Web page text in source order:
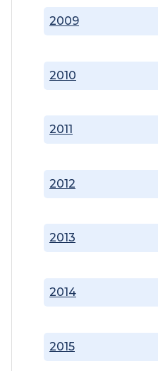
2009
2010
2011
2012
2013
2014
2015